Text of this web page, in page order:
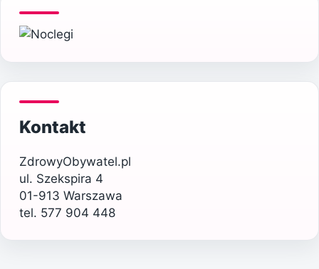
Kontakt
ZdrowyObywatel.pl
ul. Szekspira 4
01-913 Warszawa
tel. 577 904 448